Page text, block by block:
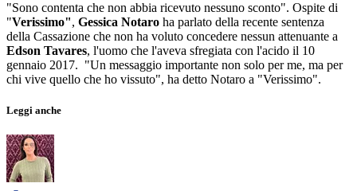
"Sono contenta che non abbia ricevuto nessuno sconto". Ospite di
"Verissimo", Gessica Notaro ha parlato della recente sentenza
della Cassazione che non ha voluto concedere nessun attenuante a
Edson Tavares, l'uomo che l'aveva sfregiata con l'acido il 10
gennaio 2017. "Un messaggio importante non solo per me, ma per
chi vive quello che ho vissuto", ha detto Notaro a "Verissimo".
Leggi anche